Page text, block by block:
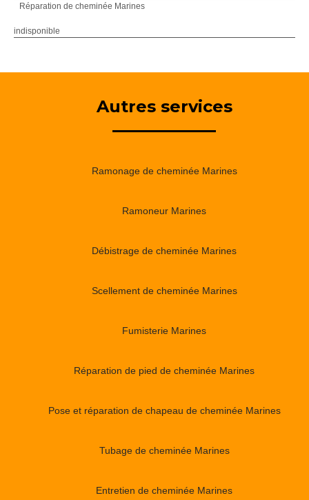
Réparation de cheminée Marines
indisponible
Autres services
Ramonage de cheminée Marines
Ramoneur Marines
Débistrage de cheminée Marines
Scellement de cheminée Marines
Fumisterie Marines
Réparation de pied de cheminée Marines
Pose et réparation de chapeau de cheminée Marines
Tubage de cheminée Marines
Entretien de cheminée Marines